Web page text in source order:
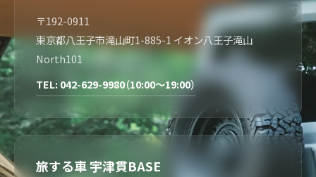
〒192-0911
東京都八王子市滝山町1-885-1 イオン八王子滝山
North101
TEL: 042-629-9980（10:00～19:00）
旅する車 宇津貫BASE